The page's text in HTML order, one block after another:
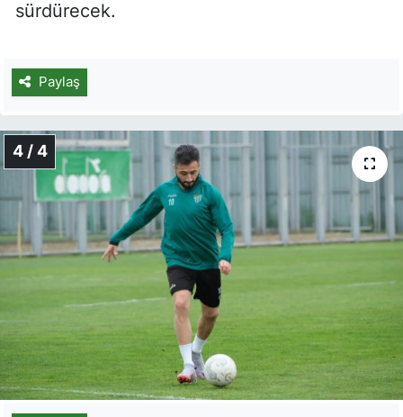
sürdürecek.
Paylaş
4 / 4